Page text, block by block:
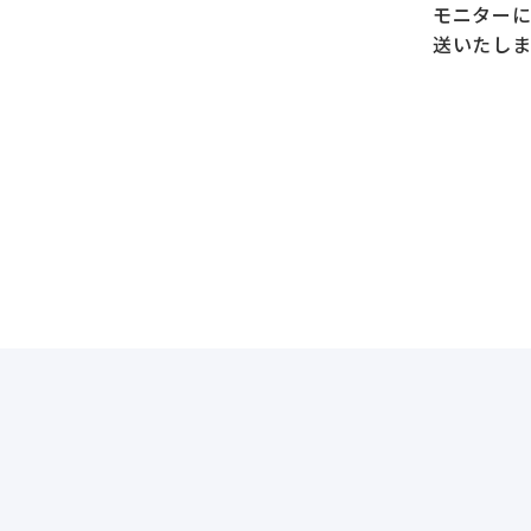
モニター
送いたし